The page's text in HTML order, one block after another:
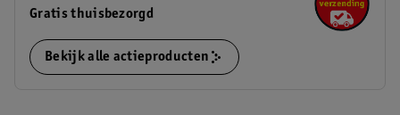
Gratis thuisbezorgd
Bekijk alle actieproducten